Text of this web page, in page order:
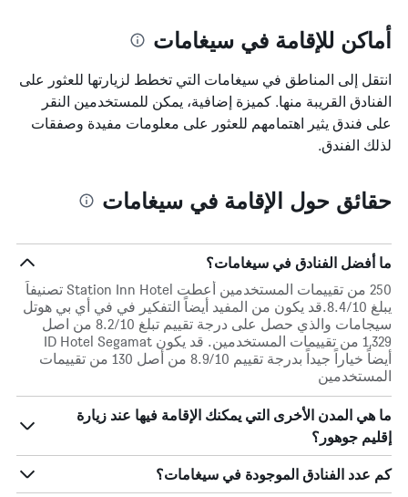
أماكن للإقامة في سيغامات
انتقل إلى المناطق في سيغامات التي تخطط لزيارتها للعثور على
الفنادق القريبة منها. كميزة إضافية، يمكن للمستخدمين النقر
على فندق يثير اهتمامهم للعثور على معلومات مفيدة وصفقات
لذلك الفندق.
حقائق حول الإقامة في سيغامات
ما أفضل الفنادق في سيغامات؟
250 من تقييمات المستخدمين أعطت Station Inn Hotel تصنيفاً
يبلغ 8.4/10.قد يكون من المفيد أيضاً التفكير في في أي بي هوتل
سيجامات والذي حصل على درجة تقييم تبلغ 8.2/10 من اصل
1,329 من تقييمات المستخدمين. قد يكون ID Hotel Segamat
أيضاً خياراً جيداً بدرجة تقييم 8.9/10 من أصل 130 من تقييمات
المستخدمين
ما هي المدن الأخرى التي يمكنك الإقامة فيها عند زيارة
إقليم جوهور؟
كم عدد الفنادق الموجودة في سيغامات؟